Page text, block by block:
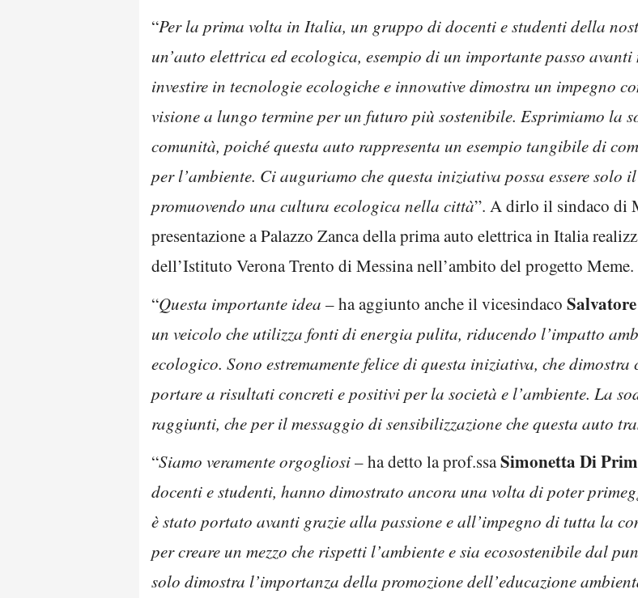
“Per la prima volta in Italia, un gruppo di docenti e studenti della
un’auto elettrica ed ecologica, esempio di un importante passo
investire in tecnologie ecologiche e innovative dimostra un impegno
visione a lungo termine per un futuro più sostenibile. Esprimiamo la
comunità, poiché questa auto rappresenta un esempio tangibile di
per l’ambiente. Ci auguriamo che questa iniziativa possa essere
promuovendo una cultura ecologica nella città”. A dirlo il sindaco di
presentazione a Palazzo Zanca della prima auto elettrica in Italia
dell’Istituto Verona Trento di Messina nell’ambito del progetto Meme.
“Questa importante idea – ha aggiunto anche il vicesindaco
un veicolo che utilizza fonti di energia pulita, riducendo l’impatto
ecologico. Sono estremamente felice di questa iniziativa, che
portare a risultati concreti e positivi per la società e l’ambiente. La
raggiunti, che per il messaggio di sensibilizzazione che questa auto
“Siamo veramente orgogliosi– ha detto la prof.ssaSimonetta Di
docenti e studenti, hanno dimostrato ancora una volta di poter
è stato portato avanti grazie alla passione e all’impegno di tutta la
per creare un mezzo che rispetti l’ambiente e sia ecosostenibile dal
solo dimostra l’importanza della promozione dell’educazione